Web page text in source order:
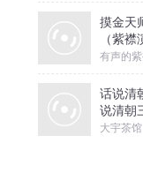
摸金天
（紫襟
有声的
话说清
说清朝
尔哈赤
大宇茶馆